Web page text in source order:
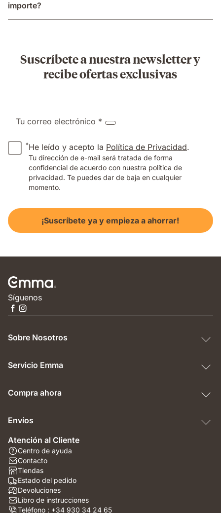
importe?
Suscríbete a nuestra newsletter y
recibe ofertas exclusivas
Tu correo electrónico *
*He leído y acepto la Política de Privacidad.
Tu dirección de e-mail será tratada de forma
confidencial de acuerdo con nuestra política de
privacidad. Te puedes dar de baja en cualquier
momento.
¡Suscríbete ya y empieza a ahorrar!
Síguenos
Sobre Nosotros
Servicio Emma
Compra ahora
Envíos
Atención al Cliente
Centro de ayuda
Contacto
Tiendas
Estado del pedido
Devoluciones
Libro de instrucciones
Teléfono : +34 930 34 24 65